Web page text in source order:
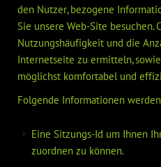
den Nutzer, bezogene
Sie unsere Web-Site besuchen.
Nutzungshäufigkeit und die
Internetseite zu ermitteln,
möglichst komfortabel und
Folgende Informationen
Eine Sitzungs-Id um Ihnen
zuordnen zu können.